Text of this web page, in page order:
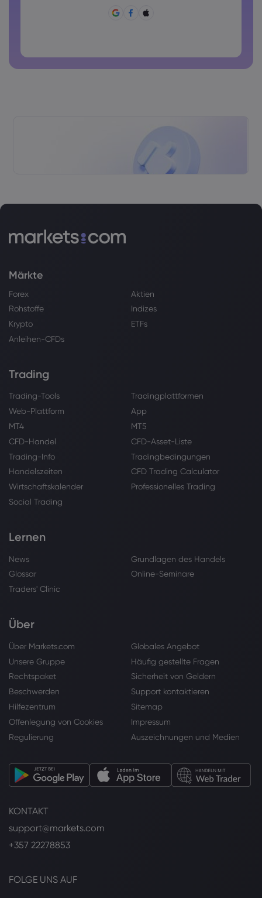
Passwörter dürfen nicht allgemein geläufig sein
Märkte
Forex
Aktien
Rohstoffe
Indizes
Krypto
ETFs
Anleihen-CFDs
Trading
Trading-Tools
Tradingplattformen
Web-Plattform
App
MT4
MT5
CFD-Handel
CFD-Asset-Liste
Trading-Info
Tradingbedingungen
Handelszeiten
CFD Trading Calculator
Wirtschaftskalender
Professionelles Trading
Social Trading
Lernen
News
Grundlagen des Handels
Glossar
Online-Seminare
Traders' Clinic
Über
Über Markets.com
Globales Angebot
Unsere Gruppe
Häufig gestellte Fragen
Rechtspaket
Sicherheit von Geldern
Beschwerden
Support kontaktieren
Hilfezentrum
Sitemap
Offenlegung von Cookies
Impressum
Regulierung
Auszeichnungen und Medien
KONTAKT
support@markets.com
+357 22278853
FOLGE UNS AUF